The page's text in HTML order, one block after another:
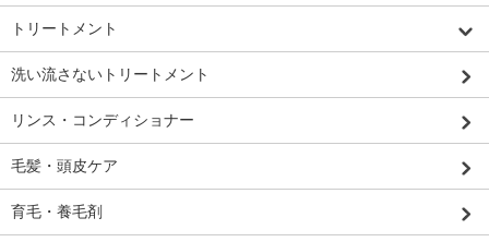
トリートメント
洗い流さないトリートメント
リンス・コンディショナー
毛髪・頭皮ケア
育毛・養毛剤